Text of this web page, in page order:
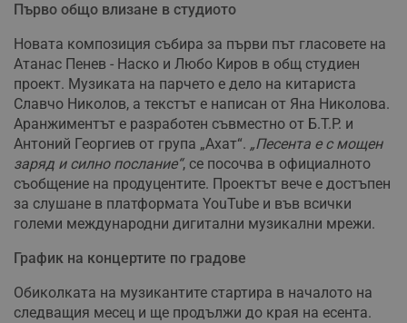
Първо общо влизане в студиото
Новата композиция събира за първи път гласовете на
Атанас Пенев - Наско и Любо Киров в общ студиен
проект. Музиката на парчето е дело на китариста
Славчо Николов, а текстът е написан от Яна Николова.
Аранжиментът е разработен съвместно от Б.Т.Р. и
Антоний Георгиев от група „Ахат“. „Песента е с мощен
заряд и силно послание“, се посочва в официалното
съобщение на продуцентите. Проектът вече е достъпен
за слушане в платформата YouTube и във всички
големи международни дигитални музикални мрежи.
График на концертите по градове
Обиколката на музикантите стартира в началото на
следващия месец и ще продължи до края на есента.